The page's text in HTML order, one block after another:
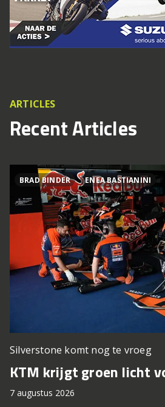
ARTICLES
Recent Articles
BRAD BINDER ENEA BASTIANINI
Silverstone komt nog te vroeg
KTM krijgt groen licht
7 augustus 2026